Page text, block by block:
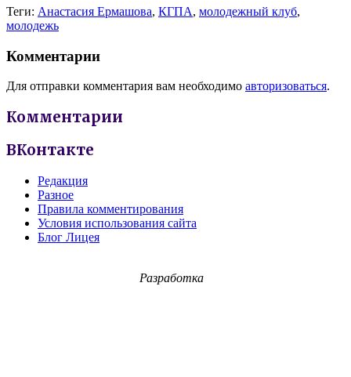
Теги: Анастасия Ермашова, КГПА, молодежный клуб,
молодежь
Комментарии
Для отправки комментария вам необходимо авторизоваться.
Комментарии
ВКонтакте
Редакция
Разное
Правила комментирования
Условия использования сайта
Блог Лицея
Разработка